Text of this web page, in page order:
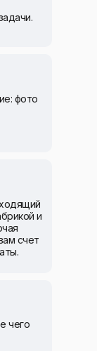
чего
фото
и
счет